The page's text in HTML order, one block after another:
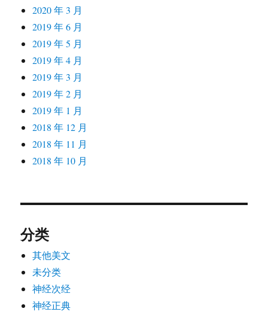
2020 年 3 月
2019 年 6 月
2019 年 5 月
2019 年 4 月
2019 年 3 月
2019 年 2 月
2019 年 1 月
2018 年 12 月
2018 年 11 月
2018 年 10 月
分类
其他美文
未分类
神经次经
神经正典